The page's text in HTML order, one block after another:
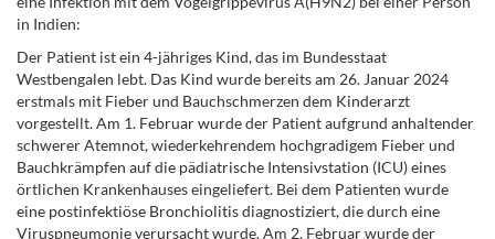
in Indien:
Der Patient ist ein 4-jähriges Kind, das im Bundesstaat
Westbengalen lebt. Das Kind wurde bereits am 26. Januar 2024
erstmals mit Fieber und Bauchschmerzen dem Kinderarzt
vorgestellt. Am 1. Februar wurde der Patient aufgrund anhaltender
schwerer Atemnot, wiederkehrendem hochgradigem Fieber und
Bauchkrämpfen auf die pädiatrische Intensivstation (ICU) eines
örtlichen Krankenhauses eingeliefert. Bei dem Patienten wurde
eine postinfektiöse Bronchiolitis diagnostiziert, die durch eine
Viruspneumonie verursacht wurde. Am 2. Februar wurde der